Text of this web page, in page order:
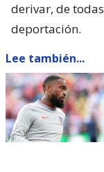
derivar, de
deportación.
Lee también...